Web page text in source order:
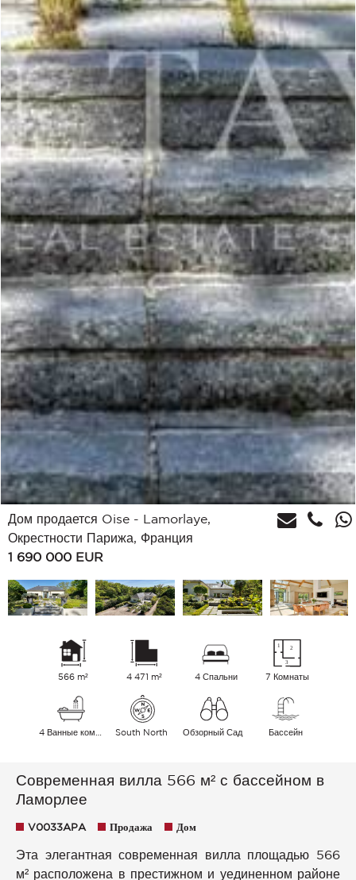
Дом продается Oise - Lamorlaye,
Окрестности Парижа, Франция
1 690 000 EUR
566 m² 4 471 m² 4 Спальни 7 Комнаты
South North Обзорный Сад Бассейн
Современная вилла 566 м² с бассейном в
Ламорлее
V0033APA Продажа Дом
Эта элегантная современная вилла площадью 566
м² расположена в престижном и уединенном районе